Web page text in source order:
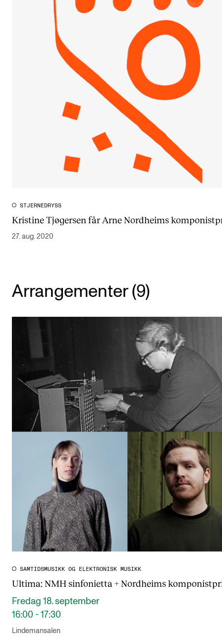
STJERNEDRYSS
Kristine Tjøgersen får Arne Nordheims
27. aug. 2020
Arrangementer (9)
SAMTIDSMUSIKK OG ELEKTRONISK MUSIKK
Ultima: NMH sinfonietta + Nordheims
Fredag 18. september
16:00 - 17:30
Lindemansalen